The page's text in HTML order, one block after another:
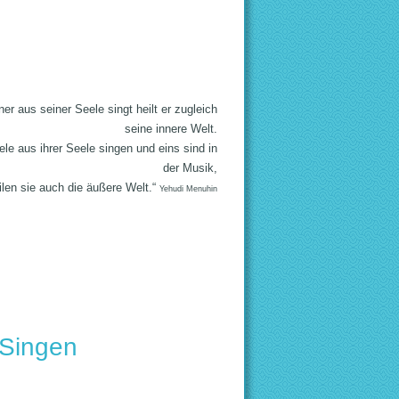
aus seiner Seele singt heilt er zugleich
seine innere Welt.
aus ihrer Seele singen und eins sind in
der Musik,
sie auch die äußere Welt.“ Yehudi Menuhin